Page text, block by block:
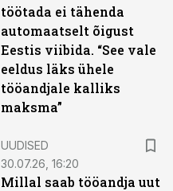
töötada ei tähenda
automaatselt õigust
Eestis viibida. “See vale
eeldus läks ühele
tööandjale kalliks
maksma”
UUDISED
30.07.26, 16:20
Millal saab tööandja uut